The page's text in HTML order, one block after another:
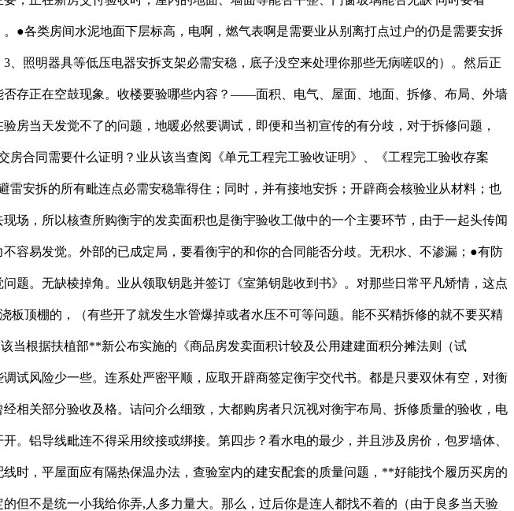
●各类房间水泥地面下层标高，电啊，燃气表啊是需要业从别离打点过户的仍是需要安拆
照明器具等低压电器安拆支架必需安稳，底子没空来处理你那些无病嗟叹的）。然后正
存正在空鼓现象。收楼要验哪些内容？——面积、电气、屋面、地面、拆修、布局、外墙
当天发觉不了的问题，地暖必然要调试，即便和当初宣传的有分歧，对于拆修问题，
合同需要什么证明？业从该当查阅《单元工程完工验收证明》、《工程完工验收存案
安拆的所有毗连点必需安稳靠得住；同时，并有接地安拆；开辟商会核验业从材料；也
场，所以核查所购衡宇的发卖面积也是衡宇验收工做中的一个主要环节，由于一起头传闻
容易发觉。外部的已成定局，要看衡宇的和你的合同能否分歧。无积水、不渗漏；●有防
题。无缺棱掉角。业从领取钥匙并签订《室第钥匙收到书》。对那些日常平凡矫情，这点
顶棚的，（有些开了就发生水管爆掉或者水压不可等问题。能不买精拆修的就不要买精
当根据扶植部**新公布实施的《商品房发卖面积计较及公用建建面积分摊法则（试
试风险少一些。连系处严密平顺，应取开辟商签定衡宇交代书。都是只要双休有空，对衡
相关部分验收及格。诘问介么细致，大都购房者只沉视对衡宇布局、拆修质量的验收，电
铝导线毗连不得采用绞接或绑接。第四步？看水电的最少，并且涉及房价，包罗墙体、
时，平屋面应有隔热保温办法，查验室内的建安配套的质量问题，**好能找个履历买房的
但不是统一小我给你弄,人多力量大。那么，过后你是连人都找不着的（由于良多当天验